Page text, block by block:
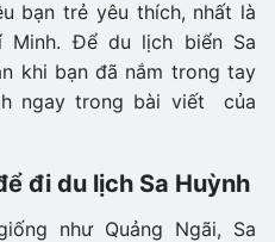
bạn trẻ yêu thích, nhất là
Để du lịch biển Sa
khi bạn đã nắm trong tay
ngay trong bài viết của
đi du lịch Sa Huỳnh
như Quảng Ngãi, Sa